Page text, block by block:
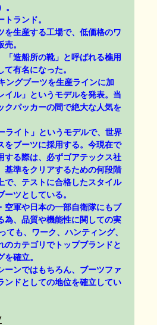
。
ランド。
を生産する工場で、低価格のワ
。
「造船所の靴」と呼ばれる樵用
有名になった。
ングブーツを生産ラインに加
イル」というモデルを発表。当
クパッカーの間で絶大な人気を
ライト」というモデルで、世界
をブーツに採用する。今現在で
する際は、必ずゴアテックス社
基準をクリアするための何段階
で、テストに合格したスタイル
ツとしている。
空軍や日本の一部自衛隊にもブ
為、品質や機能性に関しての実
ても、ワーク、ハンティング、
のカテゴリでトップブランドと
を確立。
ーンではもちろん、ブーツファ
ンドとしての地位を確立してい